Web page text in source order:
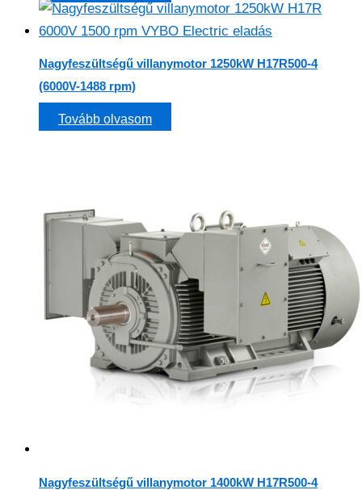
Nagyfeszültségű villanymotor 1250kW H17R500-4
(6000V-1488 rpm)
Tovább olvasom
Nagyfeszültségű villanymotor 1400kW H17R500-4